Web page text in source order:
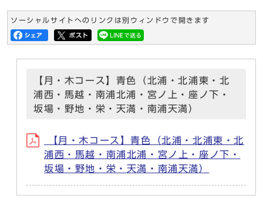
ソーシャルサイトへのリンクは別ウィンドウで開きます
【月・木コース】青色（北浦・北浦東・北
浦西・馬越・南浦北浦・宮ノ上・座ノ下・
坂場・野地・栄・天満・南浦天満）
【月・木コース】青色（北浦・北浦東・北
浦西・馬越・南浦北浦・宮ノ上・座ノ下・
坂場・野地・栄・天満・南浦天満）